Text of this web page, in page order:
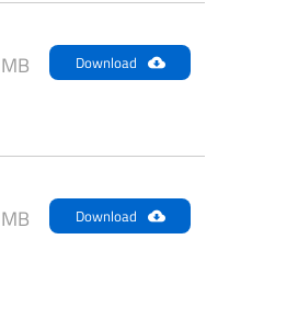
Download
Download